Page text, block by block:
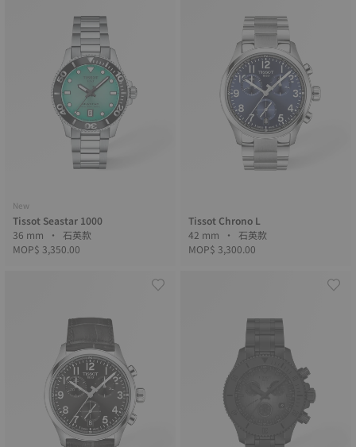
New
Tissot Seastar 1000
36 mm • 石英款
MOP$ 3,350.00
Tissot Chrono L
42 mm • 石英款
MOP$ 3,300.00